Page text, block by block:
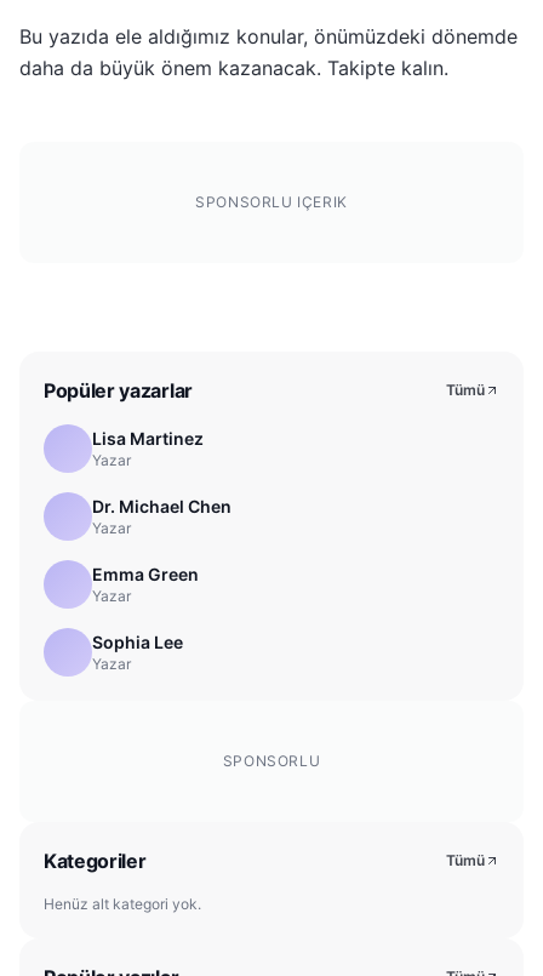
Bu yazıda ele aldığımız konular, önümüzdeki dönemde
daha da büyük önem kazanacak. Takipte kalın.
SPONSORLU IÇERIK
Popüler yazarlar Tümü
Lisa Martinez
Yazar
Dr. Michael Chen
Yazar
Emma Green
Yazar
Sophia Lee
Yazar
SPONSORLU
Kategoriler Tümü
Henüz alt kategori yok.